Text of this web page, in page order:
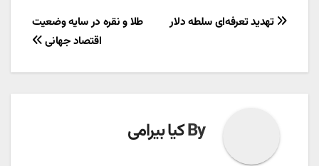
راهبری
طلا و نقره در سایه وضعیت
اقتصاد جهانی
تهدید تعرفه‌ای سلطه دلار
Byکیا بیرامی